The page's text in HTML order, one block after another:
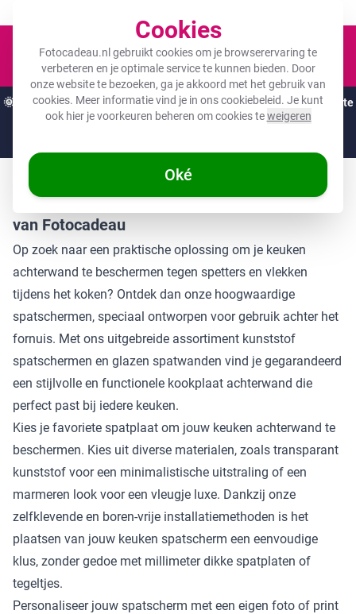
Cookies
Fotocadeau.nl gebruikt cookies om je browserervaring te
verbeteren en je optimale service te kunnen bieden. Door
onze website te bezoeken, ga je akkoord met het gebruik van
cookies. Meer informatie vind je in onscookiebeleid. Je kunt
ook hier je voorkeuren beheren om cookies teweigeren
Oké
🌞 ZOMERDEALS:De hoogste kortingen van het jaar op jouw favoriete
cadeaus! 🌞
Bescherm je keukenmuur met een spatscherm
van Fotocadeau
Op zoek naar een praktische oplossing om je keuken
achterwand te beschermen tegen spetters en vlekken
tijdens het koken? Ontdek dan onze hoogwaardige
spatschermen, speciaal ontworpen voor gebruik achter het
fornuis. Met ons uitgebreide assortiment kunststof
spatschermen en glazen spatwanden vind je gegarandeerd
een stijlvolle en functionele kookplaat achterwand die
perfect past bij iedere keuken.
Kies je favoriete spatplaat om jouw keuken achterwand te
beschermen. Kies uit diverse materialen, zoals transparant
kunststof voor een minimalistische uitstraling of een
marmeren look voor een vleugje luxe. Dankzij onze
zelfklevende en boren-vrije installatiemethoden is het
plaatsen van jouw keuken spatscherm een eenvoudige
klus, zonder gedoe met millimeter dikke spatplaten of
tegeltjes.
Personaliseer jouw spatscherm met een eigen foto of print